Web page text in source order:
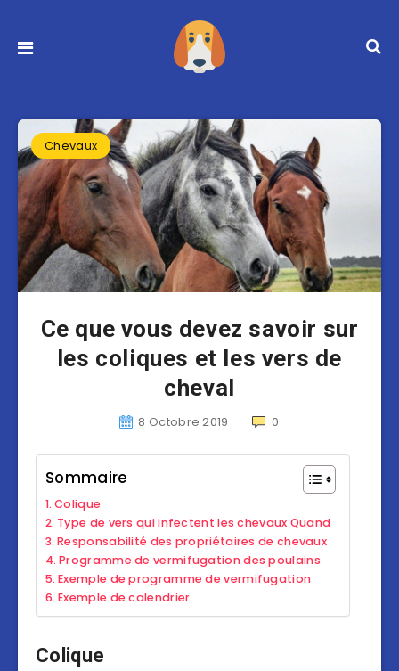
Chevaux
Ce que vous devez savoir sur
les coliques et les vers de
cheval
8 Octobre 2019 0
Sommaire
Colique
Type de vers qui infectent les chevaux Quand
Responsabilité des propriétaires de chevaux
Programme de vermifugation des poulains
Exemple de programme de vermifugation
Exemple de calendrier
Colique